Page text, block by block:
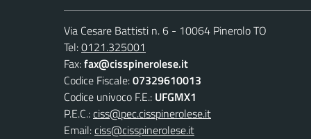
Via Cesare Battisti n. 6 - 10064 Pinerolo TO
Tel:0121.325001
Fax:fax@cisspinerolese.it
Codice Fiscale:07329610013
Codice univoco F.E.: UFGMX1
P.E.C.:ciss@pec.cisspinerolese.it
Email:ciss@cisspinerolese.it